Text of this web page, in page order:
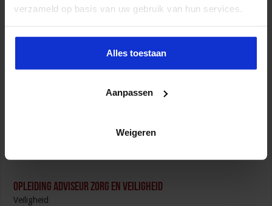
verzameld op basis van uw gebruik van hun services.
Alles toestaan
Aanpassen
Weigeren
Opleiding Adviseur zorg en veiligheid
Veiligheid